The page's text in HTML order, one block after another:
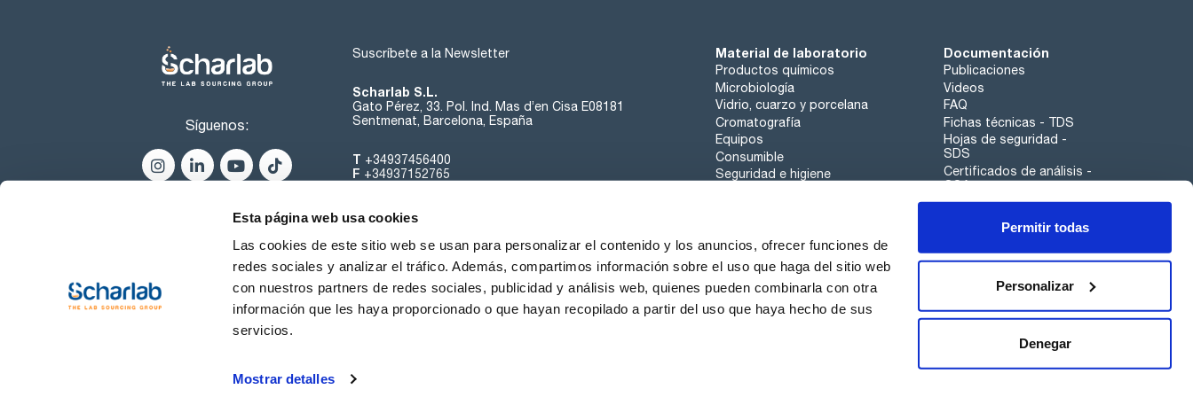
Esta página web usa cookies
Las cookies de este sitio web se usan para personalizar el contenido y los anuncios, ofrecer funciones de
redes sociales y analizar el tráfico. Además, compartimos información sobre el uso que haga del sitio web
con nuestros partners de redes sociales, publicidad y análisis web, quienes pueden combinarla con otra
información que les haya proporcionado o que hayan recopilado a partir del uso que haya hecho de sus
servicios.
Mostrar detalles
Permitir todas
Personalizar
Denegar
cloro libre (USP): pasa test
2-metilbut-2-eno: max. 300 ppm
etanol (G.C.): max. 2,0 %
cloroformo (G.C.): max. 50 ppm
suma de impurezas aparte de etanol y 2-metilbut-2-eno: max. 0,1 %
agua (K.F.): max. 0,02 %
Síguenos:
Suscríbete a la Newsletter
Scharlab S.L.
Gato Pérez, 33. Pol. Ind. Mas d’en Cisa E08181
Sentmenat, Barcelona, España
T +34937456400
F +34937152765
Material de laboratorio
Productos químicos
Microbiología
Vidrio, cuarzo y porcelana
Cromatografía
Equipos
Consumible
Seguridad e higiene
Documentación
Publicaciones
Videos
FAQ
Fichas técnicas - TDS
Hojas de seguridad -
SDS
Certificados de análisis -
COA
Aplicaciones
Canal de denuncias
Sobre nosotros Contacta
Condiciones de Uso